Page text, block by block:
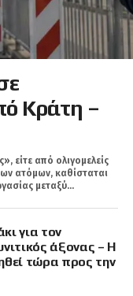
Κράτη –
είτε από ολιγομελείς
ατόμων, καθίσταται
μεταξύ...
για τον
άξονας – Η
τώρα προς την